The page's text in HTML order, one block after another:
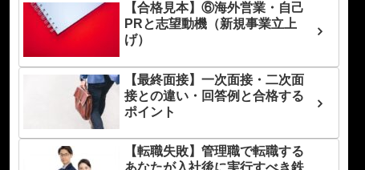
【合格見本】⑥海外営業・自己
PRと志望動機（新規事業立上
げ）
【最終面接】一次面接・二次面
接との違い・回答例と合格する
ポイント
【転職失敗】管理職で転職する